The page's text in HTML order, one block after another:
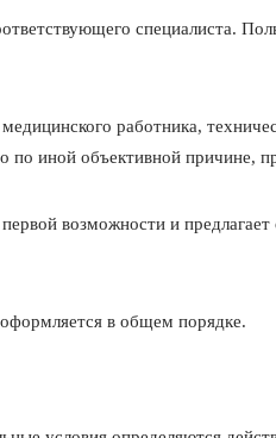
специалиста.
работника,
по иной объективной причине,
возможности и предлагает
оформляется в общем порядке.